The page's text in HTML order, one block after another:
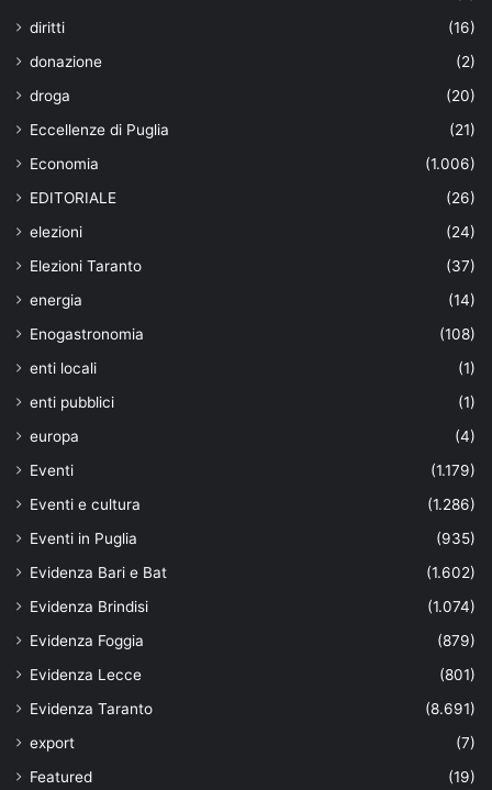
diritti
(16)
donazione
(2)
droga
(20)
Eccellenze di Puglia
(21)
Economia
(1.006)
EDITORIALE
(26)
elezioni
(24)
Elezioni Taranto
(37)
energia
(14)
Enogastronomia
(108)
enti locali
(1)
enti pubblici
(1)
europa
(4)
Eventi
(1.179)
Eventi e cultura
(1.286)
Eventi in Puglia
(935)
Evidenza Bari e Bat
(1.602)
Evidenza Brindisi
(1.074)
Evidenza Foggia
(879)
Evidenza Lecce
(801)
Evidenza Taranto
(8.691)
export
(7)
Featured
(19)